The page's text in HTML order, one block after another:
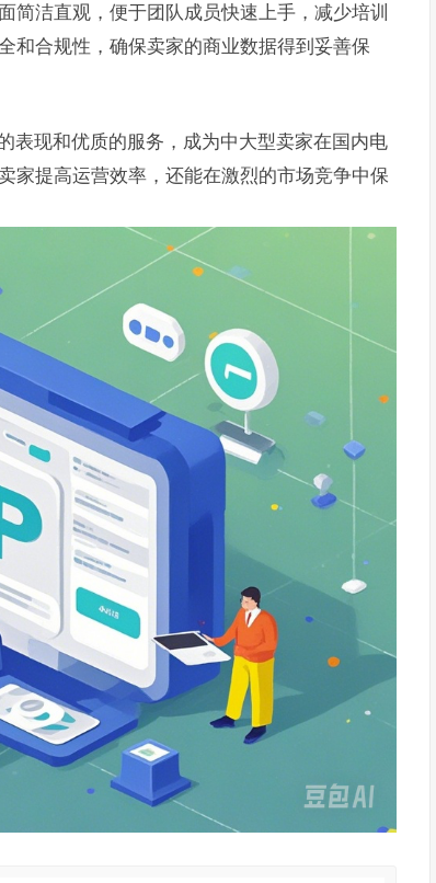
简洁直观，便于团队成员快速上手，减少培训
和合规性，确保卖家的商业数据得到妥善保
表现和优质的服务，成为中大型卖家在国内电
家提高运营效率，还能在激烈的市场竞争中保